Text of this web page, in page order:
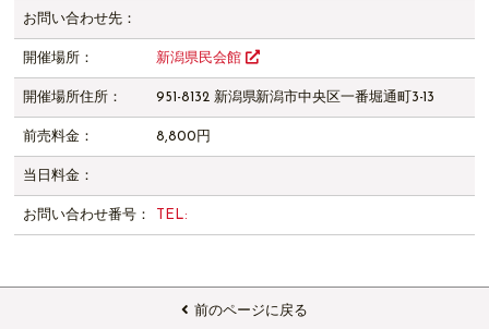
お問い合わせ先：
開催場所： 新潟県民会館
開催場所住所： 951-8132 新潟県新潟市中央区一番堀通町3-13
前売料金： 8,800円
当日料金：
お問い合わせ番号： TEL:
前のページに戻る